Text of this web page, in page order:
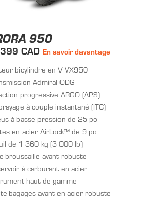
950
CAD En savoir davantage
bicylindre en V VX950
Admiral ODG
progressive ARGO (APS)
à couple instantané (ITC)
à basse pression de 25 po
en acier AirLock™ de 9 po
de 1 360 kg (3 000 lb)
broussaille avant robuste
à carburant en acier
haut de gamme
bagages avant en acier robuste